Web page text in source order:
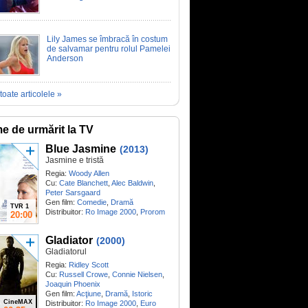
Lily James se îmbracă în costum
de salvamar pentru rolul Pamelei
Anderson
articolele »
de urmărit la TV
TVR 1
20:00
Blue Jasmine (2013)
Jasmine e tristă
Regia: Woody Allen
Cu: Cate Blanchett Alec Baldwin
Peter Sarsgaard
Gen film: Comedie Dramă
Distribuitor: Ro Image 2000 Prorom
CineMAX
Gladiator (2000)
Gladiatorul
Regia: Ridley Scott
Cu: Russell Crowe Connie Nielsen
Joaquin Phoenix
Gen film: Acţiune Dramă Istoric
Distribuitor: Ro Image 2000 Euro